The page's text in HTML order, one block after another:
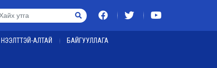
НЭЭЛТТЭЙ-АЛТАЙ БАЙГУУЛЛАГА